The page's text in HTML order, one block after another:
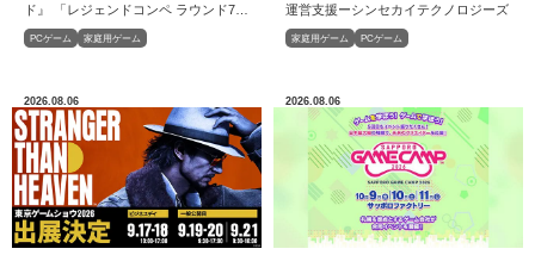
PCゲーム 家庭用ゲーム
ド』 「レジェンドコンペ ラウンド7」
開催！
家庭用ゲーム PCゲーム
運営⽀援ーシンセカイテクノロジーズ
2026.08.06 2026.08.06